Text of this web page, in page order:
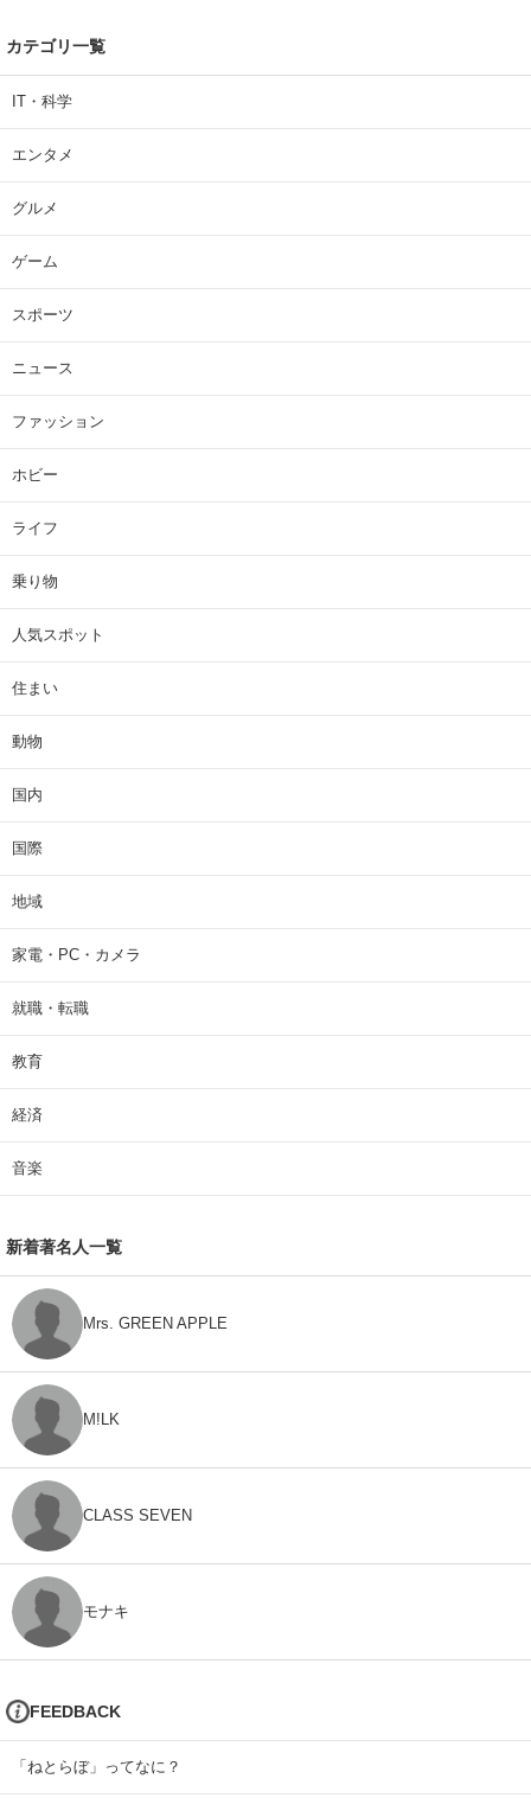
カテゴリ一覧
IT・科学
エンタメ
グルメ
ゲーム
スポーツ
ニュース
ファッション
ホビー
ライフ
乗り物
人気スポット
住まい
動物
国内
国際
地域
家電・PC・カメラ
就職・転職
教育
経済
音楽
新着著名人一覧
Mrs. GREEN APPLE
M!LK
CLASS SEVEN
モナキ
FEEDBACK
「ねとらぼ」ってなに？